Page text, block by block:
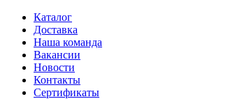
Каталог
Доставка
Наша команда
Вакансии
Новости
Контакты
Сертификаты